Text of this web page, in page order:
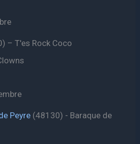
– T'es Rock Coco
Peyre(48130) - Baraque de